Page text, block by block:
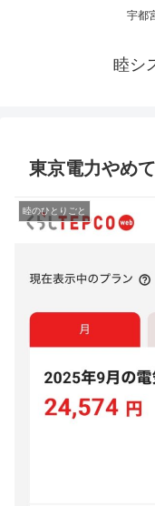
宇都
睦シ
東京電力やめ
睦のひとりごと